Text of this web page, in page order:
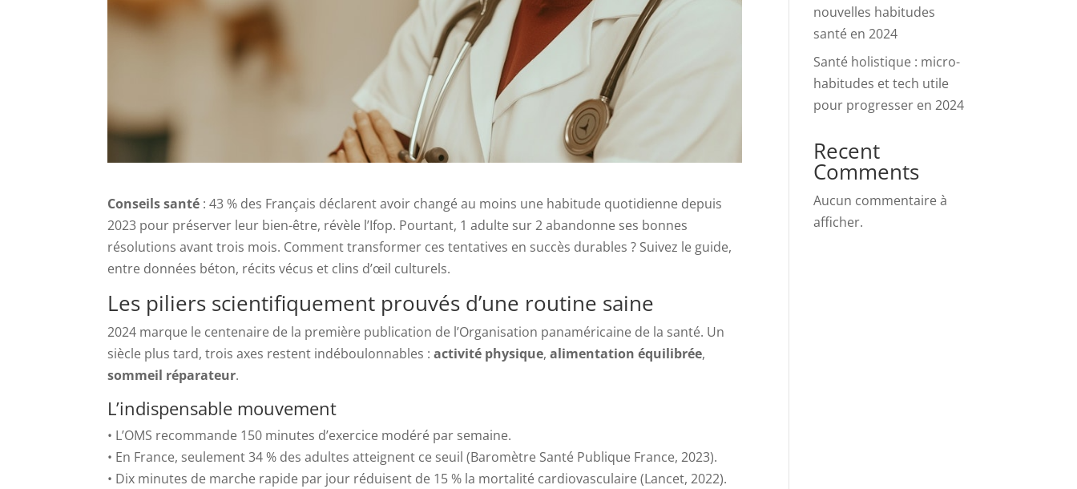
Conseils santé : 43 % des Français déclarent avoir changé au moins une habitude quotidienne depuis
2023 pour préserver leur bien-être, révèle l’Ifop. Pourtant, 1 adulte sur 2 abandonne ses bonnes
résolutions avant trois mois. Comment transformer ces tentatives en succès durables ? Suivez le guide,
entre données béton, récits vécus et clins d’œil culturels.
Les piliers scientifiquement prouvés d’une routine saine
2024 marque le centenaire de la première publication de l’Organisation panaméricaine de la santé. Un
siècle plus tard, trois axes restent indéboulonnables :activité physique,alimentation équilibrée,
sommeil réparateur.
L’indispensable mouvement
• L’OMS recommande 150 minutes d’exercice modéré par semaine.
• En France, seulement 34 % des adultes atteignent ce seuil (Baromètre Santé Publique France, 2023).
• Dix minutes de marche rapide par jour réduisent de 15 % la mortalité cardiovasculaire (Lancet, 2022).
nouvelles habitudes
santé en 2024
Santé holistique : micro-
habitudes et tech utile
pour progresser en 2024
Recent
Comments
Aucun commentaire à
afficher.